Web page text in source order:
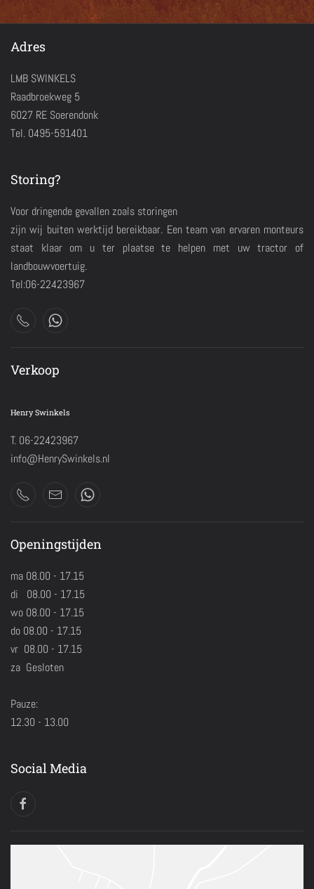
Adres
LMB SWINKELS
Raadbroekweg 5
6027 RE Soerendonk
Tel. 0495-591401
Storing?
Voor dringende gevallen zoals storingen
zijn wij buiten werktijd bereikbaar. Een team van ervaren monteurs
staat klaar om u ter plaatse te helpen met uw tractor of
landbouwvoertuig.
Tel:06-22423967
Verkoop
Henry Swinkels
T. 06-22423967
info@HenrySwinkels.nl
Openingstijden
ma 08.00 - 17.15
di 08.00 - 17.15
wo 08.00 - 17.15
do 08.00 - 17.15
vr 08.00 - 17.15
za Gesloten
Pauze:
12.30 - 13.00
Social Media